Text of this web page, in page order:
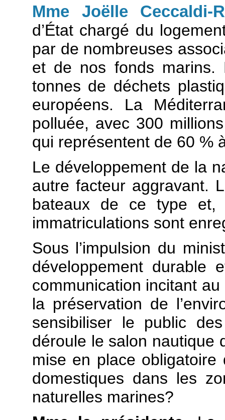
Mme Joëlle Ceccaldi-
d’État chargé du
par de nombreuses
et de nos fonds
tonnes de déchets
européens. La
polluée, avec 300
qui représentent de 60 %
Le développement de la
autre facteur aggravant.
bateaux de ce type et,
immatriculations sont
Sous l’impulsion du
développement
communication incitant
la préservation de
sensibiliser le public
déroule le salon nautique
mise en place
domestiques dans les
naturelles marines?